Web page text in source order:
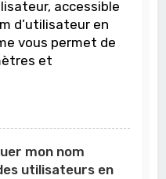
accessible
d’utilisateur en
vous permet de
et
mon nom
utilisateurs en